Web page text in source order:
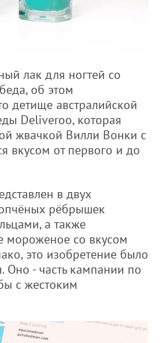
лак для ногтей со
об этом
детище австралийской
Deliveroo, которая
жвачкой Вилли Вонки с
вкусом от первого и до
в двух
рёбрышек
а также
мороженое со вкусом
это изобретение было
Оно - часть кампании по
с жестоким